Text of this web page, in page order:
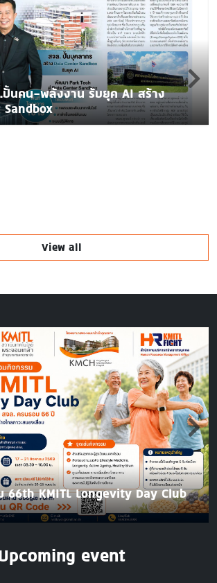
ปั้นคน-พลังงาน รับยุค AI สร้าง
View all
66th KMITL Longevity Day Club
event